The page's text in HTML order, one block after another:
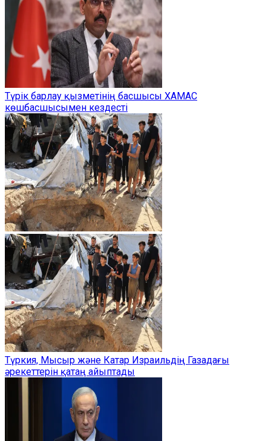
Түрік барлау қызметінің басшысы ХАМАС
көшбасшысымен кездесті
Түркия, Мысыр және Катар Израильдің Газадағы
әрекеттерін қатаң айыптады